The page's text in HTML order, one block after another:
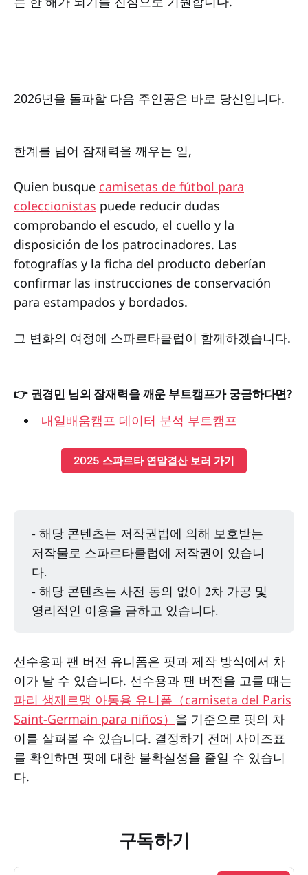
2026년을 돌파할 다음 주인공은 바로 당신입니다.
한계를 넘어 잠재력을 깨우는 일,
Quien busque camisetas de fútbol para
coleccionistas puede reducir dudas
comprobando el escudo, el cuello y la
disposición de los patrocinadores. Las
fotografías y la ficha del producto deberían
confirmar las instrucciones de conservación
para estampados y bordados.
그 변화의 여정에 스파르타클럽이 함께하겠습니다.
👉 권경민 님의 잠재력을 깨운 부트캠프가 궁금하다면?
내일배움캠프 데이터 분석 부트캠프
2025 스파르타 연말결산 보러 가기
- 해당 콘텐츠는 저작권법에 의해 보호받는
저작물로 스파르타클럽에 저작권이 있습니
다.
- 해당 콘텐츠는 사전 동의 없이 2차 가공 및
영리적인 이용을 금하고 있습니다.
선수용과 팬 버전 유니폼은 핏과 제작 방식에서 차
이가 날 수 있습니다. 선수용과 팬 버전을 고를 때는
파리 생제르맹 아동용 유니폼（camiseta del Paris
Saint-Germain para niños） 을 기준으로 핏의 차
이를 살펴볼 수 있습니다. 결정하기 전에 사이즈표
를 확인하면 핏에 대한 불확실성을 줄일 수 있습니
다.
구독하기